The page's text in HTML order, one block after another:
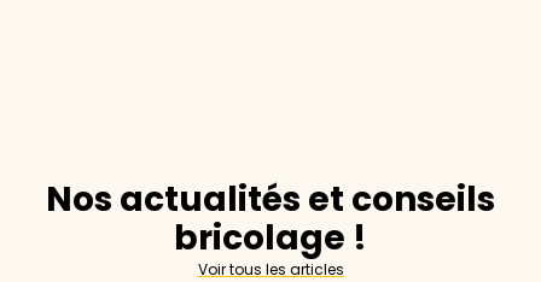
Nos actualités et conseils
bricolage !
Voir tous les articles